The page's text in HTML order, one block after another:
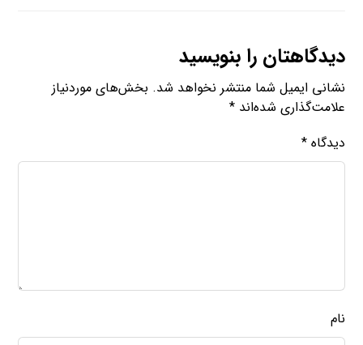
دیدگاهتان را بنویسید
نشانی ایمیل شما منتشر نخواهد شد. بخش‌های موردنیاز
علامت‌گذاری شده‌اند*
دیدگاه*
نام